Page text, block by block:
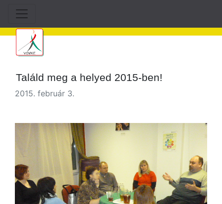
Találd meg a helyed 2015-ben!
2015. február 3.